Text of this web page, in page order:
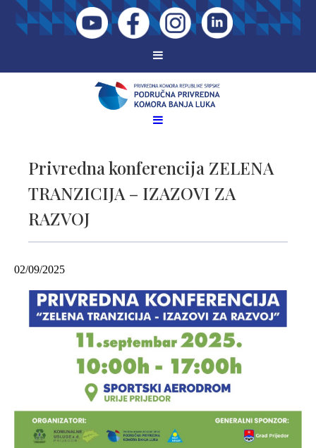
Privredna konferencija ZELENA
TRANZICIJA – IZAZOVI ZA
RAZVOJ
02/09/2025